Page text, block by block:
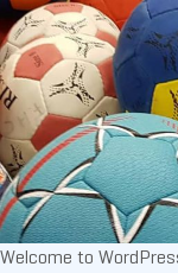
Welcome to